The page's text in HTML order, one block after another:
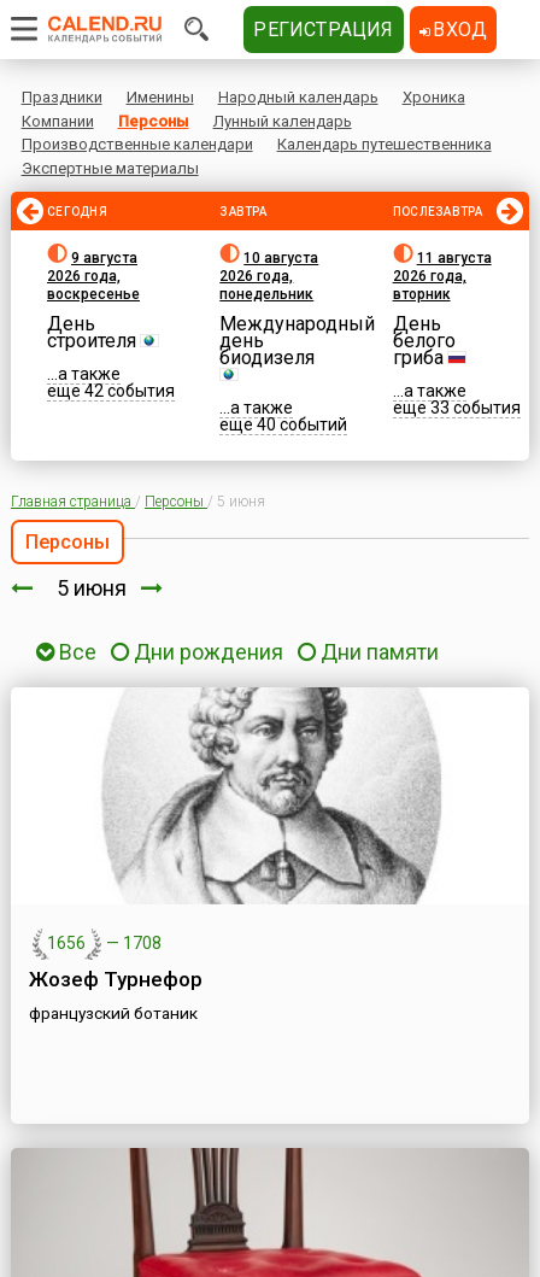
Праздники Именины Народный календарь
Хроника
Компании
Персоны
Лунный календарь
Производственные календари
Календарь путешественника
Экспертные материалы
СЕГОДНЯ
9 августа
2026 года,
воскресенье
День
строителя
...а также
еще 42 события
ЗАВТРА
10 августа
2026 года,
понедельник
Международный
день
биодизеля
...а также
еще 40 событий
ПОСЛЕЗАВТРА
11 августа
2026 года,
вторник
День
белого
гриба
...а также
еще 33 события
Главная страница / Персоны / 5 июня
Персоны
5 июня
Все Дни рождения Дни памяти
1656 — 1708
Жозеф Турнефор
французский ботаник
РЕГИСТРАЦИЯ ВХОД